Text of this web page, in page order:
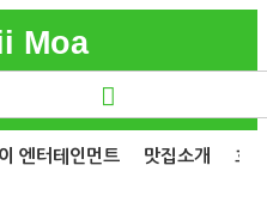
Moa
엔터테인먼트 맛집소개 호